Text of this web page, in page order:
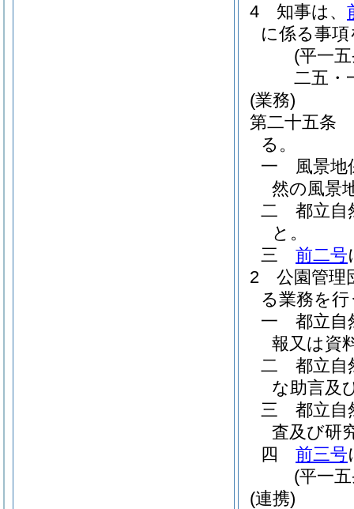
4
知事は、
に係る事
(平一
二五・
(業務)
第二十五条
る。
一
風景
然の風景
二
都立自
と。
三
前二号
2
公園管理
る業務を
一
都立自
報又は資
二
都立自
な助言及
三
都立自
査及び研
四
前三号
(平一
(連携)